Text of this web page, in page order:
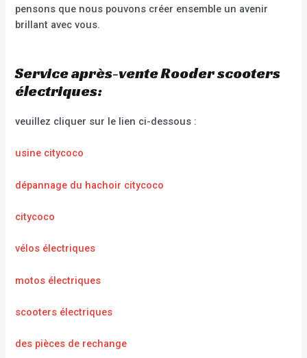
pensons que nous pouvons créer ensemble un avenir
brillant avec vous.
Service après-vente Rooder scooters
électriques:
veuillez cliquer sur le lien ci-dessous :
usine citycoco
dépannage du hachoir citycoco
citycoco
vélos électriques
motos électriques
scooters électriques
des pièces de rechange